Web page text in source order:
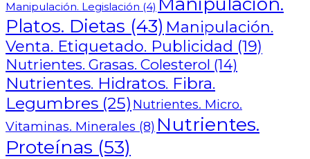
Manipulación. Legislación (4)
Platos. Dietas (43) Manipulación.
Venta. Etiquetado. Publicidad (19)
Nutrientes. Grasas. Colesterol (14)
Nutrientes. Hidratos. Fibra.
Legumbres (25) Nutrientes. Micro.
Vitaminas. Minerales (8) Nutrientes.
Proteínas (53)